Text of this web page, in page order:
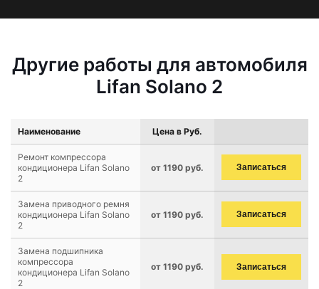
Другие работы для автомобиля
Lifan Solano 2
Наименование Цена в Руб.
Ремонт компрессора
кондиционера Lifan Solano
2
от 1190 руб. Записаться
Замена приводного ремня
кондиционера Lifan Solano
2
от 1190 руб. Записаться
Замена подшипника
компрессора
кондиционера Lifan Solano
2
от 1190 руб. Записаться